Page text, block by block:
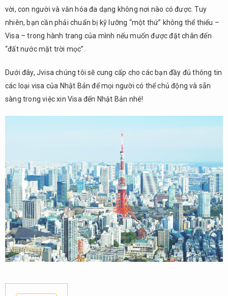
vời, con người và văn hóa đa dạng không nơi nào có được. Tuy
nhiên, bạn cần phải chuẩn bị kỹ lưỡng “một thứ” không thể thiếu –
Visa – trong hành trang của mình nếu muốn được đặt chân đến
“đất nước mặt trời mọc”.
Dưới đây, Jvisa chúng tôi sẽ cung cấp cho các bạn đầy đủ thông tin
các loại visa của Nhật Bản để mọi người có thể chủ động và sẵn
sàng trong việc xin Visa đến Nhật Bản nhé!